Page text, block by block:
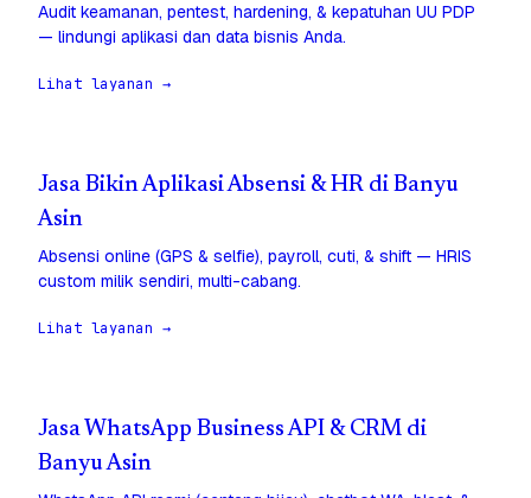
Audit keamanan, pentest, hardening, & kepatuhan UU PDP
— lindungi aplikasi dan data bisnis Anda.
Lihat layanan →
Jasa Bikin Aplikasi Absensi & HR di Banyu
Asin
Absensi online (GPS & selfie), payroll, cuti, & shift — HRIS
custom milik sendiri, multi-cabang.
Lihat layanan →
Jasa WhatsApp Business API & CRM di
Banyu Asin